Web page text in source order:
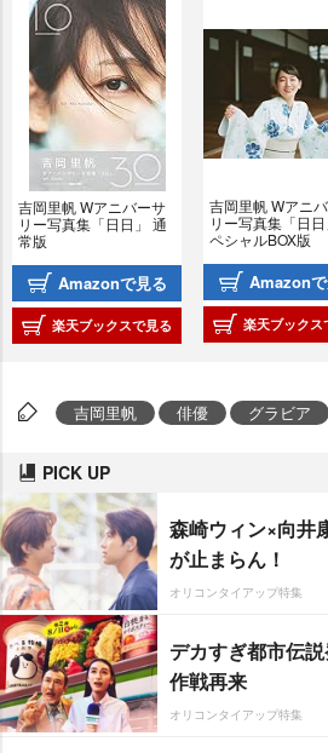
吉岡里帆 Wアニバーサ
リー写真集「日日」 通
常版
Amazonで見る
楽天ブックスで見る
吉岡里帆 Wアニ
リー写真集「日日
ペシャルBOX版
Amazon
楽天ブックス
吉岡里帆 俳優 グラビア
PICK UP
森崎ウィン×向井
が止まらん！
オリコンタイアップ特集
デカすぎ都市伝
作戦再来
オリコンタイアップ特集